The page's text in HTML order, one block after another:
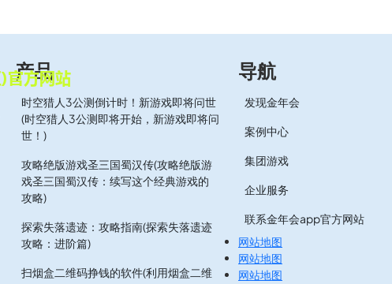
产品
时空猎人3公测倒计时！新游戏即将问世
(时空猎人3公测即将开始，新游戏即将问
世！)
攻略绝版游戏圣三国蜀汉传(攻略绝版游
戏圣三国蜀汉传：续写这个经典游戏的
攻略)
探索失落遗迹：攻略指南(探索失落遗迹
攻略：进阶篇)
扫烟盒二维码挣钱的软件(利用烟盒二维
导航
发现金年会
案例中心
集团游戏
企业服务
联系金年会app官方网站
网站地图
网站地图
网站地图